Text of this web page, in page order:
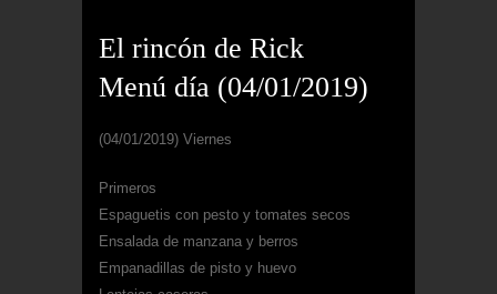
El rincón de Rick
Menú día (04/01/2019)
(04/01/2019) Viernes
Primeros
Espaguetis con pesto y tomates secos
Ensalada de manzana y berros
Empanadillas de pisto y huevo